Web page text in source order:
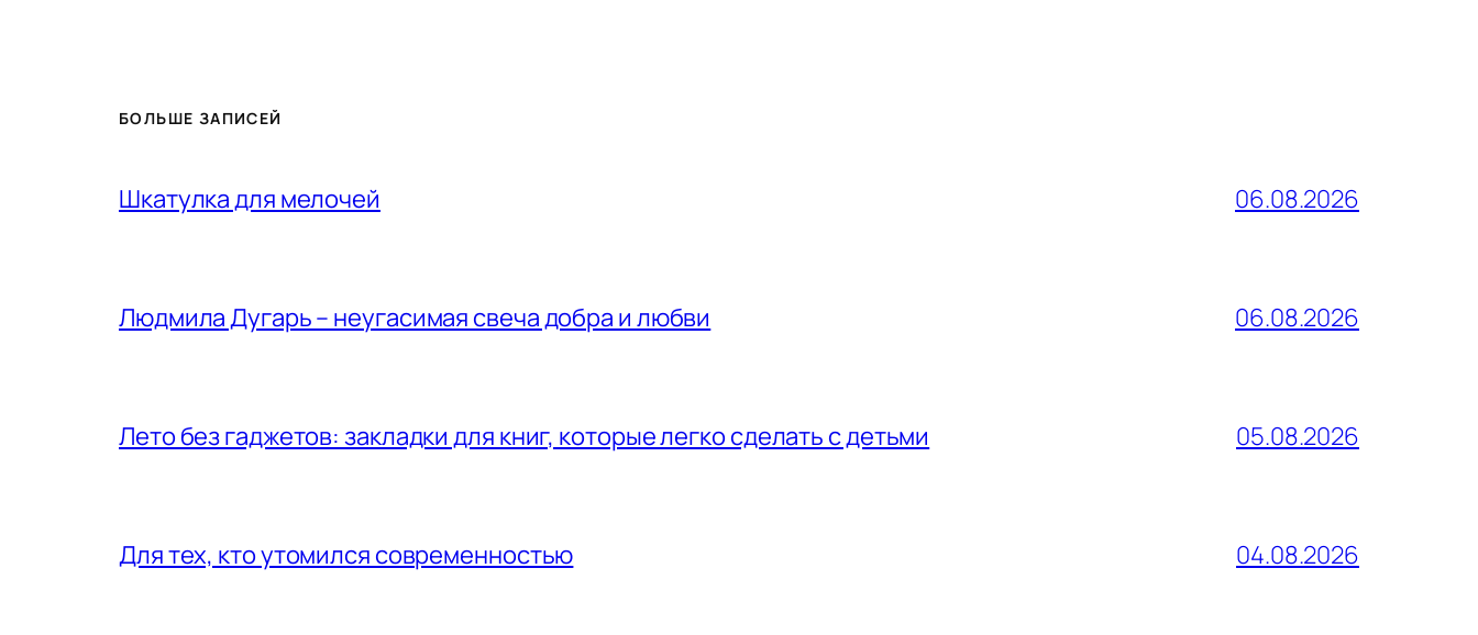
БОЛЬШЕ ЗАПИСЕЙ
Шкатулка для мелочей 06.08.2026
Людмила Дугарь – неугасимая свеча добра и любви 06.08.2026
Лето без гаджетов: закладки для книг, которые легко сделать с детьми 05.08.2026
Для тех, кто утомился современностью 04.08.2026